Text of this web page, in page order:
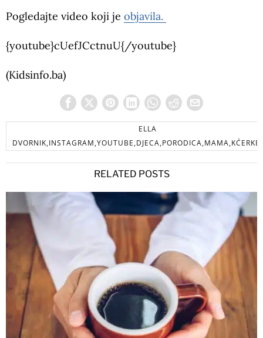
Pogledajte video koji je objavila.
{youtube}cUefJCctnuU{/youtube}
(Kidsinfo.ba)
ELLA
RELATED POSTS